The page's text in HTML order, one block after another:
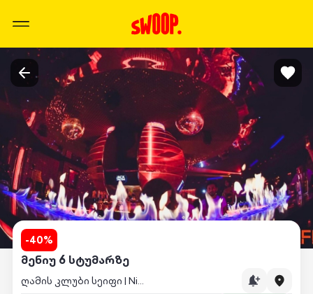
-40%
მენიუ 6 სტუმარზე
ღამის კლუბი სეიფი | Night Club Safe